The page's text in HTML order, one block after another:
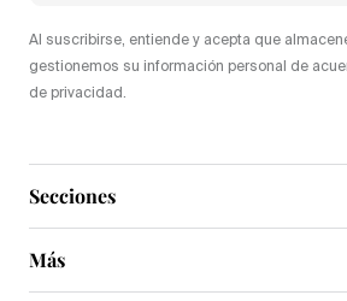
Secciones
Más
Al suscribirse, entiende y acepta que
gestionemos su información personal de
de privacidad.